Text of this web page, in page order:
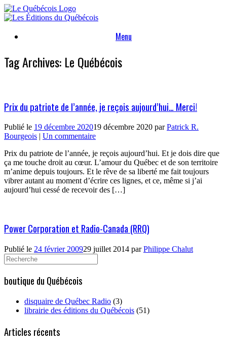
Skip
to
Menu
Tag Archives: Le Québécois
Prix du patriote de l’année, je reçois aujourd’hui… Merci!
Publié le 19 décembre 202019 décembre 2020 parPatrick R.
Bourgeois | Un commentaire
Prix du patriote de l’année, je reçois aujourd’hui. Et je dois dire que
ça me touche droit au cœur. L’amour du Québec et de son territoire
m’anime depuis toujours. Et le rêve de sa liberté me fait toujours
vibrer autant au moment d’écrire ces lignes, et ce, même si j’ai
aujourd’hui cessé de recevoir des […]
Power Corporation et Radio-Canada (RRQ)
Publié le 24 février 200929 juillet 2014 parPhilippe Chalut
Search
for:
boutique du Québécois
disquaire de Québec Radio (3)
librairie des éditions du Québécois (51)
Articles récents